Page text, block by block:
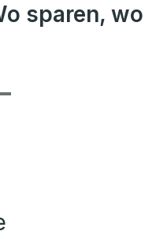
sparen, wo